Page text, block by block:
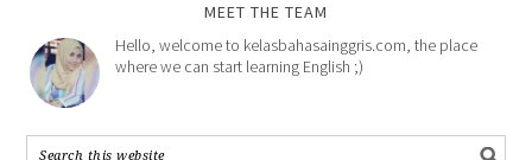
MEET THE TEAM
Hello, welcome to kelasbahasainggris.com, the place
where we can start learning English ;)